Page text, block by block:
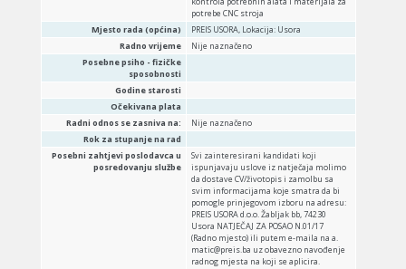
potrebe CNC stroja
Mjesto rada (općina)
PREIS USORA, Lokacija: Usora
Radno vrijeme
Nije naznačeno
Posebne psiho - fizičke
sposobnosti
Godine starosti
Očekivana plata
Radni odnos se zasniva na:
Nije naznačeno
Rok za stupanje na rad
Posebni zahtjevi poslodavca u
posredovanju službe
Svi zainteresirani kandidati koji
ispunjavaju uslove iz natječaja molimo
da dostave CV/životopis i zamolbu sa
svim informacijama koje smatra da bi
pomogle prinjegovom izboru na adresu:
PREIS USORA d.o.o. Žabljak bb, 74230
Usora NATJEČAJ ZA POSAO N.01/17
(Radno mjesto) ili putem e-maila na a.
matic@preis.ba uz obavezno navođenje
radnog mjesta na koji se aplicira.